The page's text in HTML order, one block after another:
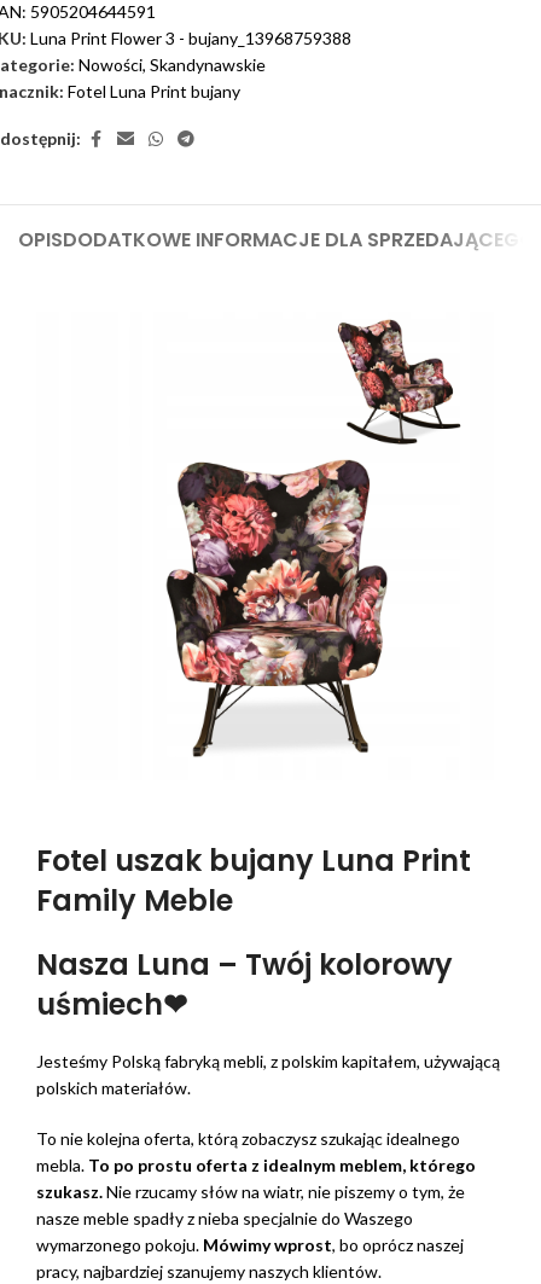
5905204644591
Luna Print Flower 3 - bujany_13968759388
Nowości, Skandynawskie
Fotel Luna Print bujany
OPISDODATKOWE INFORMACJE DLA SPRZEDAJĄCEGO
Fotel uszak bujany Luna Print
Family Meble
Nasza Luna – Twój kolorowy
uśmiech❤
Jesteśmy Polską fabryką mebli, z polskim kapitałem, używającą
polskich materiałów.
To nie kolejna oferta, którą zobaczysz szukając idealnego
mebla. To po prostu oferta z idealnym meblem, którego
szukasz.Nie rzucamy słów na wiatr, nie piszemy o tym, że
nasze meble spadły z nieba specjalnie do Waszego
wymarzonego pokoju. Mówimy wprost, bo oprócz naszej
pracy, najbardziej szanujemy naszych klientów.